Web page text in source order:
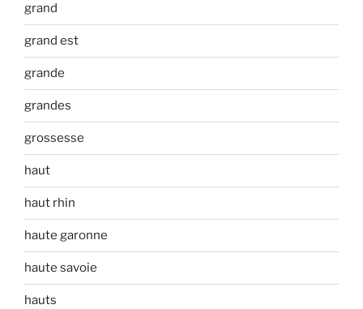
grand
grand est
grande
grandes
grossesse
haut
haut rhin
haute garonne
haute savoie
hauts